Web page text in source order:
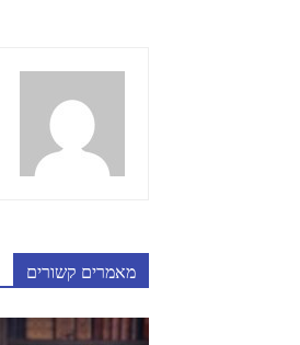
מאמרים קשורים